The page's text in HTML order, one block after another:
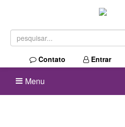
Contato Entrar
Menu